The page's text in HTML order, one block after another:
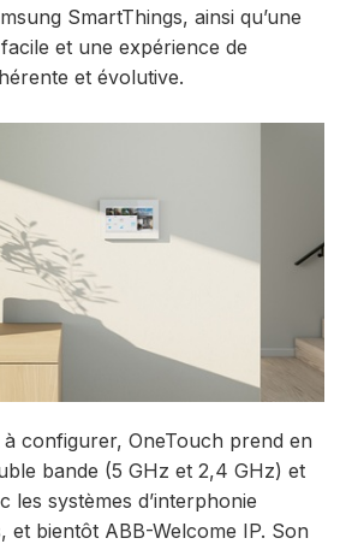
SmartThings, ainsi qu’une
et une expérience de
et évolutive.
configurer, OneTouch prend en
bande (5 GHz et 2,4 GHz) et
les systèmes d’interphonie
et bientôt ABB-Welcome IP. Son